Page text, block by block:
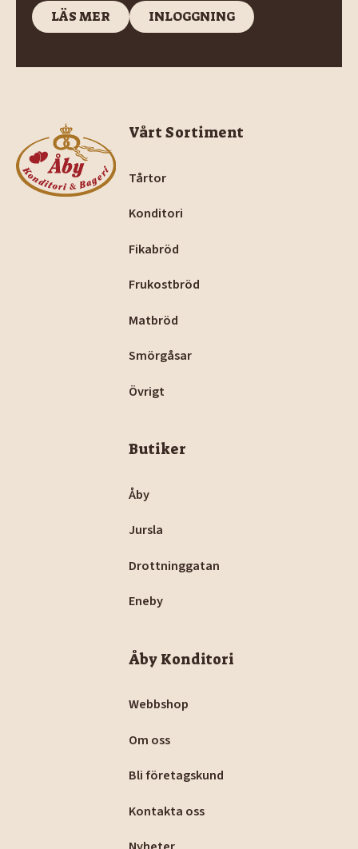
LÄS MER
LÄS MER
INLOGGNING
INLOGGNING
Vårt Sortiment
Tårtor
Konditori
Fikabröd
Frukostbröd
Matbröd
Smörgåsar
Övrigt
Butiker
Åby
Jursla
Drottninggatan
Eneby
Åby Konditori
Webbshop
Om oss
Bli företagskund
Kontakta oss